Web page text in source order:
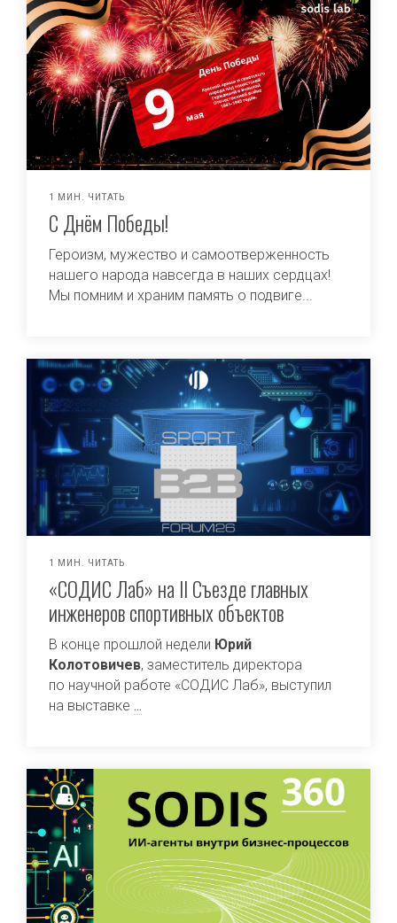
1 МИН. ЧИТАТЬ
С Днём Победы!
Героизм, мужество и самоотверженность
нашего народа навсегда в наших сердцах!
Мы помним и храним память о подвиге...
1 МИН. ЧИТАТЬ
«СОДИС Лаб» на II Съезде главных
инженеров спортивных объектов
В конце прошлой недели Юрий
Колотовичев, заместитель директора
по научной работе «СОДИС Лаб», выступил
на выставке ...